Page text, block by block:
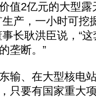
值2亿元的大型
产，一小时可挖
长耿洪臣说，“
垄断。”
、在大型核电
要有国家重大